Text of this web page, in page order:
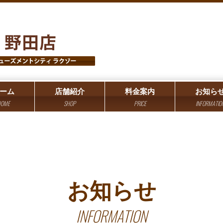
ム 店舗紹介
SHOP
料金案内
PRICE
お知ら
お知らせ
INFORMATION